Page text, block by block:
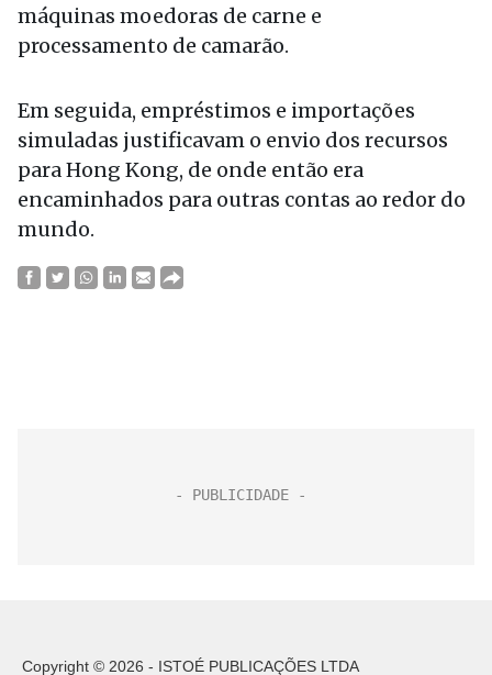
máquinas moedoras de carne e
processamento de camarão.
Em seguida, empréstimos e importações
simuladas justificavam o envio dos recursos
para Hong Kong, de onde então era
encaminhados para outras contas ao redor do
mundo.
Copyright © 2026 - ISTOÉ PUBLICAÇÕES LTDA